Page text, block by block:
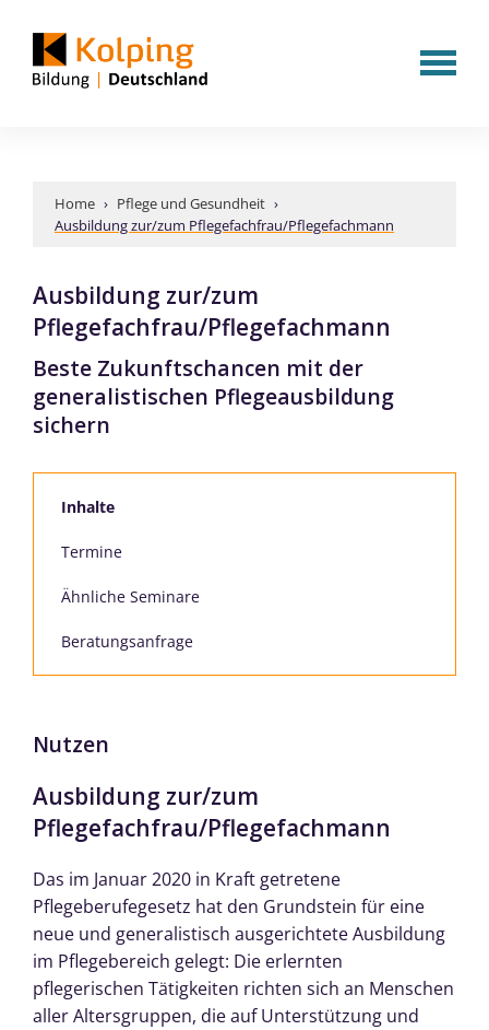
Home › Pflege und Gesundheit ›
Ausbildung zur/zum Pflegefachfrau/Pflegefachmann
Ausbildung zur/zum
Pflegefachfrau/Pflegefachmann
Beste Zukunftschancen mit der
generalistischen Pflegeausbildung
sichern
Inhalte
Termine
Ähnliche Seminare
Beratungsanfrage
Nutzen
Ausbildung zur/zum
Pflegefachfrau/Pflegefachmann
Das im Januar 2020 in Kraft getretene
Pflegeberufegesetz hat den Grundstein für eine
neue und generalistisch ausgerichtete Ausbildung
im Pflegebereich gelegt: Die erlernten
pflegerischen Tätigkeiten richten sich an Menschen
aller Altersgruppen, die auf Unterstützung und